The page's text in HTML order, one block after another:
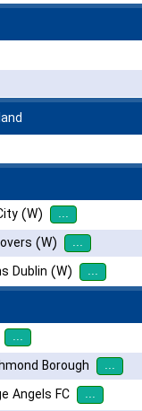
(W) ...
(W) ...
Dublin (W) ...
...
Borough ...
Angels FC ...